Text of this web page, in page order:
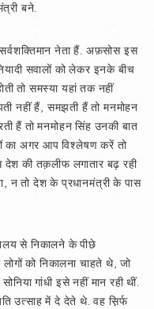
बने.
नेता हैं. अफ़सोस इस
सवालों को लेकर इनके बीच
तो समस्या यहां तक नहीं
नहीं हैं, समझती हैं तो मनमोहन
हैं तो मनमोहन सिंह उनकी बात
का अगर आप विश्लेषण करें तो
देश की तक़लीफ लगातार बढ़ रही
न तो देश के प्रधानमंत्री के पास
से निकालने के पीछे
को निकालना चाहते थे, जो
गांधी इसे नहीं मान रही थीं.
उत्साह में दे देते थे. वह स़िर्फ